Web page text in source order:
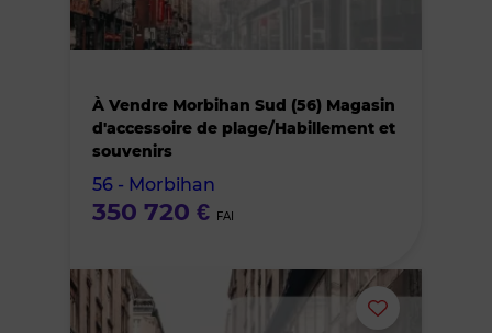
des
À Vendre Morbihan Sud (56) Magasin
d'accessoire de plage/Habillement et
souvenirs
56 - Morbihan
350 720 € FAI
Ajouter